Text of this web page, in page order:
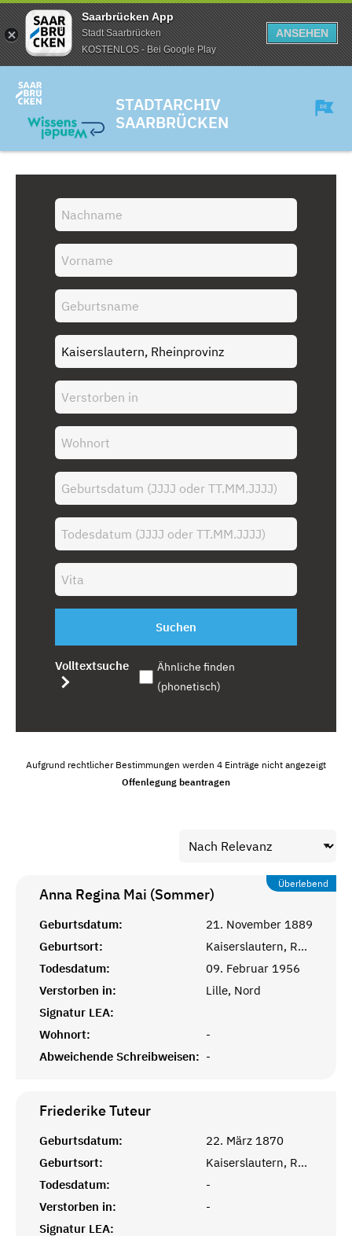
Saarbrücken App
Stadt Saarbrücken
KOSTENLOS - Bei Google Play
ANSEHEN
STADTARCHIV
SAARBRÜCKEN
Suchen
Volltextsuche
Ähnliche finden
(phonetisch)
Aufgrund rechtlicher Bestimmungen werden 4 Einträge nicht angezeigt
Offenlegung beantragen
Überlebend
Anna Regina Mai (Sommer)
Geburtsdatum:
21. November 1889
Geburtsort:
Kaiserslautern, Rheinprovinz
Todesdatum:
09. Februar 1956
Verstorben in:
Lille, Nord
Signatur LEA:
Wohnort:
-
Abweichende Schreibweisen: -
FriederikeTuteur
Geburtsdatum:
22. März 1870
Geburtsort:
Kaiserslautern, Rheinprovinz
Todesdatum:
-
Verstorben in:
-
Signatur LEA: